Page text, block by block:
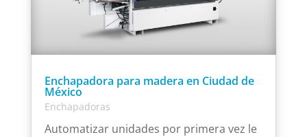
Enchapadora para madera en Ciudad de
México
Enchapadoras
Automatizar unidades por primera vez le